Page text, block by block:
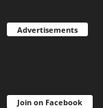
Advertisements
Join on Facebook